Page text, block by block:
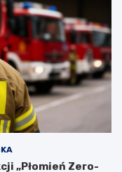
„Płomień Zero-